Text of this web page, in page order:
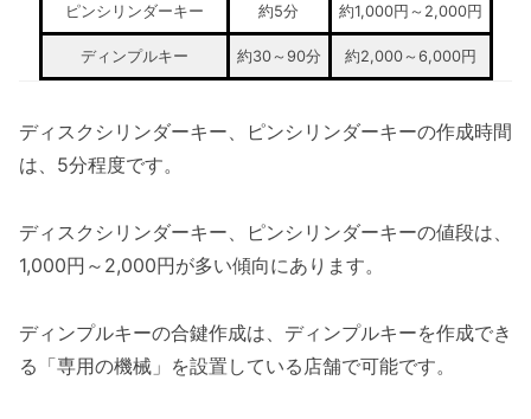
ピンシリンダーキー 約5分 約1,000円～2,000円
ディンプルキー 約30～90分 約2,000～6,000円
ディスクシリンダーキー、ピンシリンダーキーの作成時間
は、5分程度です。
ディスクシリンダーキー、ピンシリンダーキーの値段は、
1,000円～2,000円が多い傾向にあります。
ディンプルキーの合鍵作成は、ディンプルキーを作成でき
る「専用の機械」を設置している店舗で可能です。